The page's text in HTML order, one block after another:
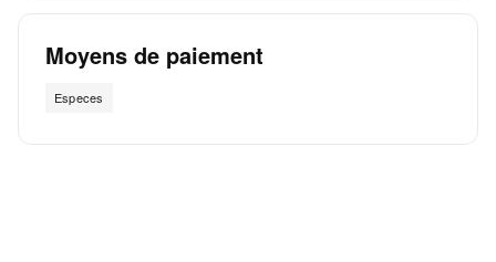
Moyens de paiement
Especes